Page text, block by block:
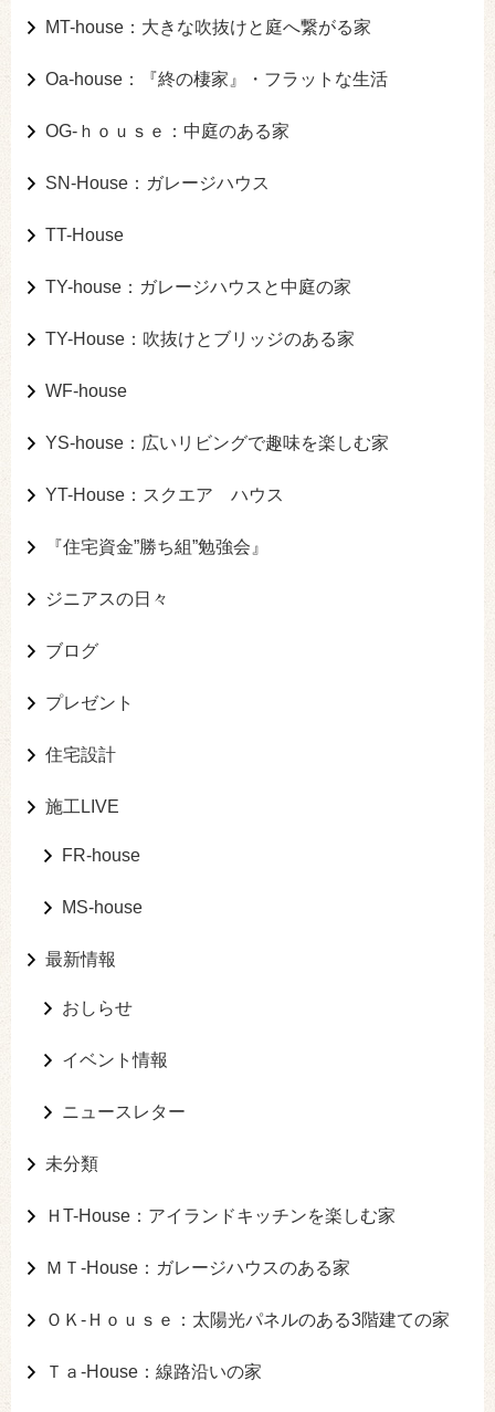
MT-house：大きな吹抜けと庭へ繋がる家
Oa-house：『終の棲家』・フラットな生活
OG-ｈｏｕｓｅ：中庭のある家
SN-House：ガレージハウス
TT-House
TY-house：ガレージハウスと中庭の家
TY-House：吹抜けとブリッジのある家
WF-house
YS-house：広いリビングで趣味を楽しむ家
YT-House：スクエア ハウス
『住宅資金”勝ち組”勉強会』
ジニアスの日々
ブログ
プレゼント
住宅設計
施工LIVE
FR-house
MS-house
最新情報
おしらせ
イベント情報
ニュースレター
未分類
ＨT-House：アイランドキッチンを楽しむ家
ＭＴ-House：ガレージハウスのある家
ＯＫ-Ｈｏｕｓｅ：太陽光パネルのある3階建ての家
Ｔａ-House：線路沿いの家